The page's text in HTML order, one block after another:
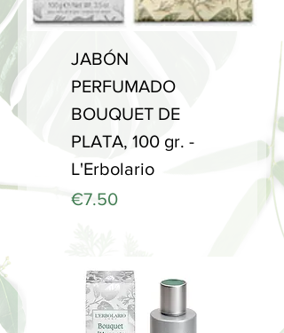
JABÓN
PERFUMADO
BOUQUET DE
PLATA, 100 gr. -
L'Erbolario
Price
€7.50